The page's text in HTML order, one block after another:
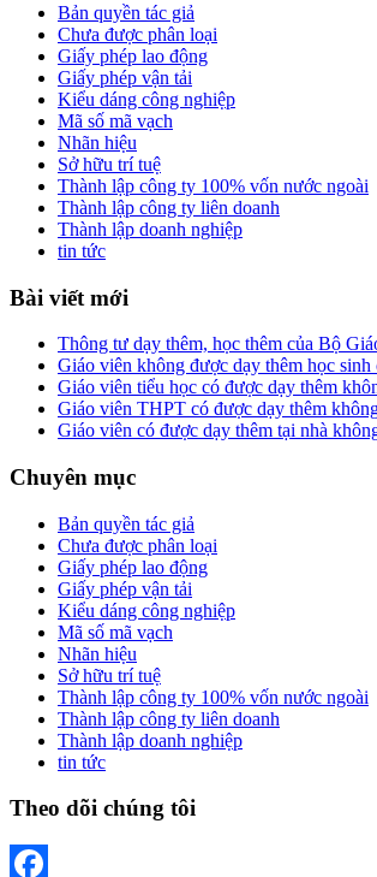
Bản quyền tác giả
Chưa được phân loại
Giấy phép lao động
Giấy phép vận tải
Kiểu dáng công nghiệp
Mã số mã vạch
Nhãn hiệu
Sở hữu trí tuệ
Thành lập công ty 100% vốn nước ngoài
Thành lập công ty liên doanh
Thành lập doanh nghiệp
tin tức
Bài viết mới
Thông tư dạy thêm, học thêm của Bộ
Giáo viên không được dạy thêm học sinh
Giáo viên tiểu học có được dạy thêm
Giáo viên THPT có được dạy thêm
Giáo viên có được dạy thêm tại nhà
Chuyên mục
Bản quyền tác giả
Chưa được phân loại
Giấy phép lao động
Giấy phép vận tải
Kiểu dáng công nghiệp
Mã số mã vạch
Nhãn hiệu
Sở hữu trí tuệ
Thành lập công ty 100% vốn nước ngoài
Thành lập công ty liên doanh
Thành lập doanh nghiệp
tin tức
Theo dõi chúng tôi